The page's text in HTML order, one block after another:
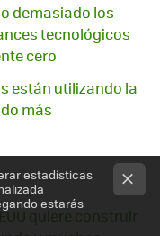
demasiado los
tecnológicos
cero
están utilizando la
más
quiere construir
estadísticas
estarás